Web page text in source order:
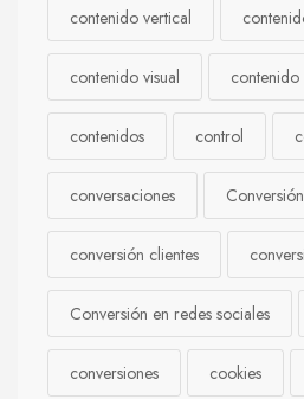
contenido vertical
contenido visual contenido
contenidos control
conversaciones Conversión
conversión clientes
Conversión en redes sociales
conversiones cookies